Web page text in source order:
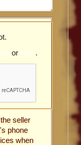
or login.
seller
phone
when